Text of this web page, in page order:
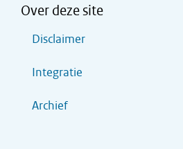
Over deze site
Disclaimer
Integratie
Archief